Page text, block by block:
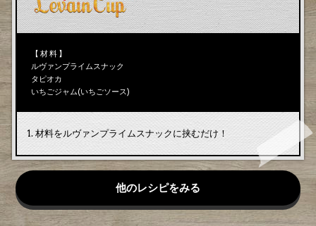
【 材 料 】
ルヴァンプライムスナック
タピオカ
いちごジャム(いちごソース)
材料をルヴァンプライムスナックに挟むだけ！
他のレシピをみる